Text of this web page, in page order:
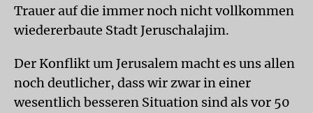
Trauer auf die immer noch nicht vollkommen
wiedererbaute Stadt Jeruschalajim.
Der Konflikt um Jerusalem macht es uns allen
noch deutlicher, dass wir zwar in einer
wesentlich besseren Situation sind als vor 50